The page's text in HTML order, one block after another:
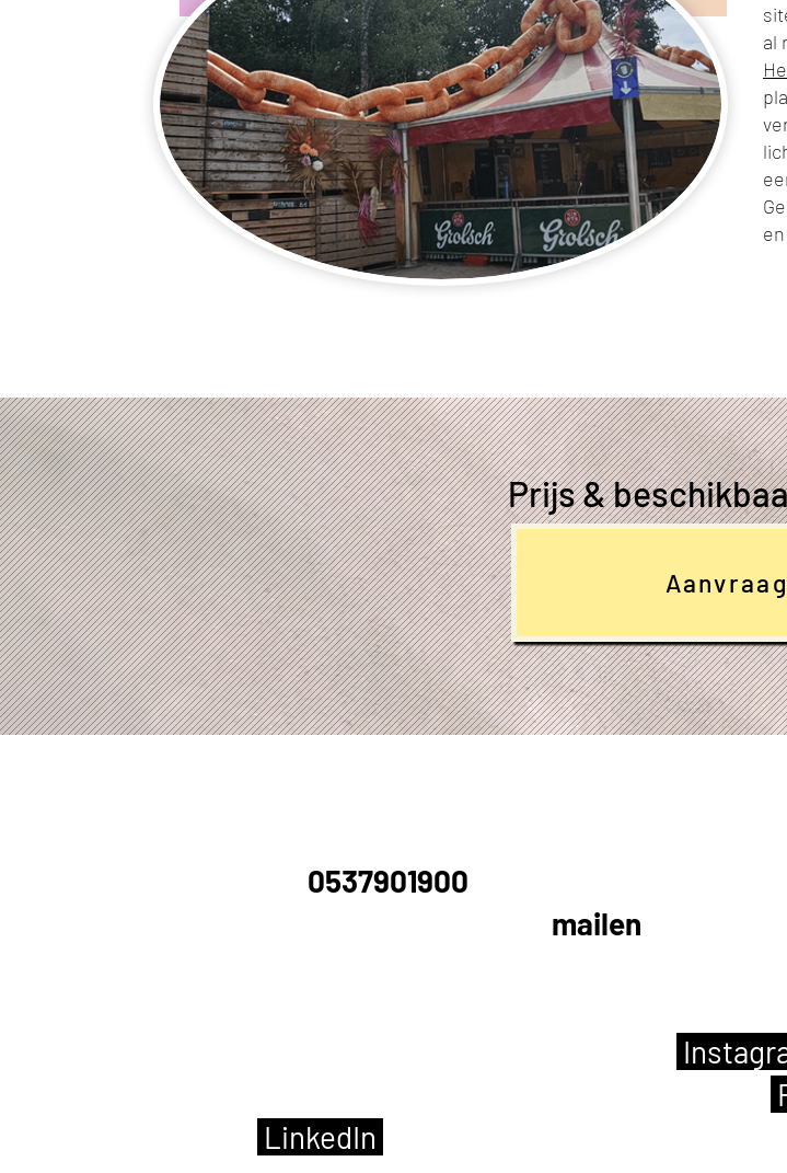
al
Prijs &
0537901900
mailen
LinkedIn